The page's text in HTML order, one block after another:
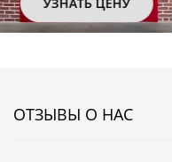
ОТЗЫВЫ О НАС